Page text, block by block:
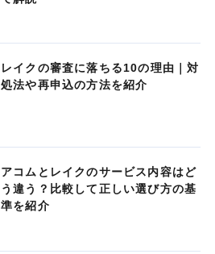
レイクの審査に落ちる10の理由｜対
処法や再申込の方法を紹介
アコムとレイクのサービス内容はど
う違う？比較して正しい選び方の基
準を紹介